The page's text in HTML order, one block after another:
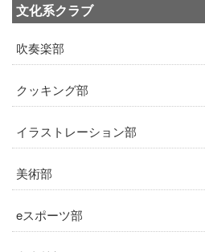
文化系クラブ
吹奏楽部
クッキング部
イラストレーション部
美術部
eスポーツ部